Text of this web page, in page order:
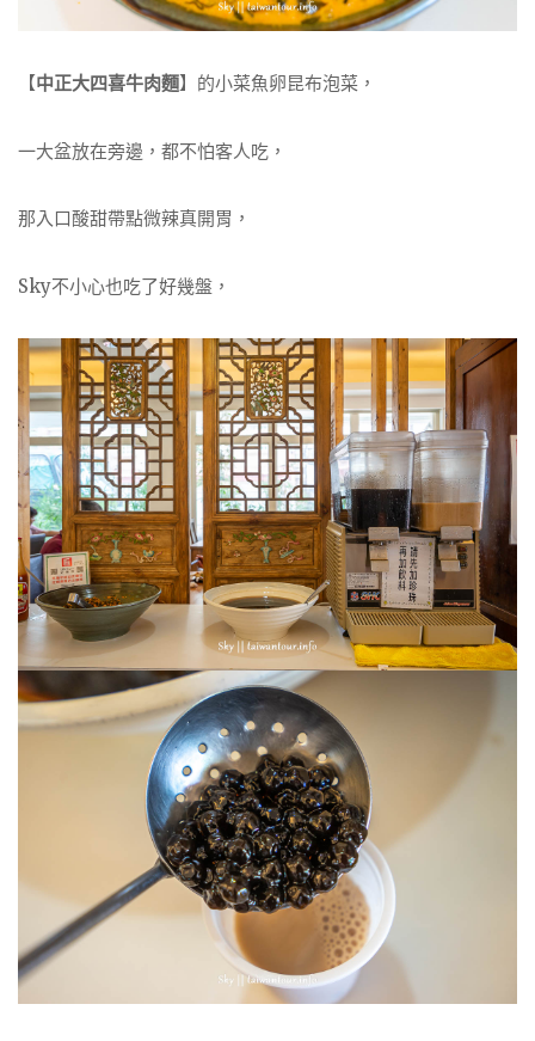
【中正大四喜牛肉麵】的小菜魚卵昆布泡菜，
一大盆放在旁邊，都不怕客人吃，
那入口酸甜帶點微辣真開胃，
Sky不小心也吃了好幾盤，